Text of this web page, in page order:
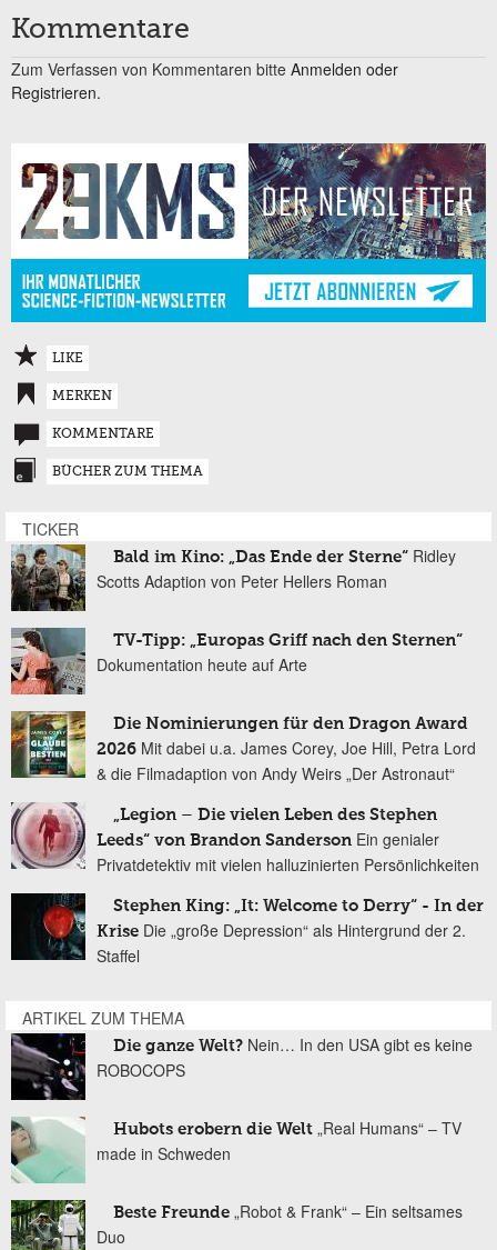
Kommentare
Zum Verfassen von Kommentaren bitte Anmelden oder
Registrieren.
LIKE
MERKEN
KOMMENTARE
BÜCHER ZUM THEMA
TICKER
Bald im Kino: „Das Ende der Sterne“ Ridley
Scotts Adaption von Peter Hellers Roman
TV-Tipp: „Europas Griff nach den Sternen“
Dokumentation heute auf Arte
Die Nominierungen für den Dragon Award
2026 Mit dabei u.a. James Corey, Joe Hill, Petra Lord
& die Filmadaption von Andy Weirs „Der Astronaut“
„Legion – Die vielen Leben des Stephen
Leeds“ von Brandon Sanderson Ein genialer
Privatdetektiv mit vielen halluzinierten Persönlichkeiten
Stephen King: „It: Welcome to Derry“ - In der
Krise Die „große Depression“ als Hintergrund der 2.
Staffel
ARTIKEL ZUM THEMA
Die ganze Welt? Nein… In den USA gibt es keine
ROBOCOPS
Hubots erobern die Welt „Real Humans“ – TV
made in Schweden
Beste Freunde „Robot & Frank“ – Ein seltsames
Duo